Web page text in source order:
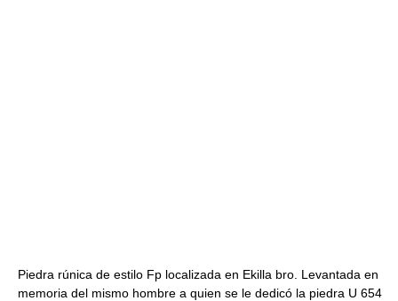
Piedra rúnica de estilo Fp localizada en Ekilla bro. Levantada en
memoria del mismo hombre a quien se le dedicó la piedra U 654